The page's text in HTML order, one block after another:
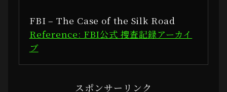
FBI – The Case of the Silk Road
Reference: FBI公式 捜査記録アーカイ
ブ
スポンサーリンク